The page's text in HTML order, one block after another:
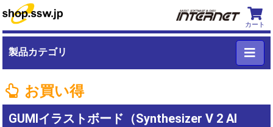
カート
製品カテゴリ
お買い得
GUMIイラストボード（Synthesizer V 2 AI